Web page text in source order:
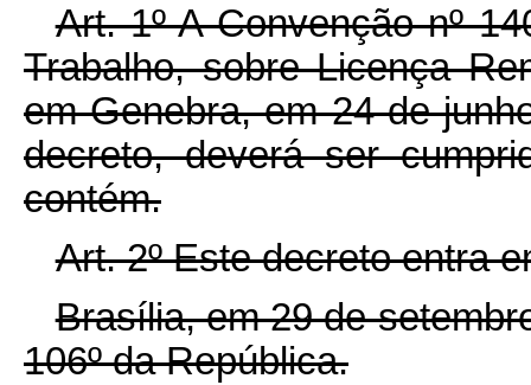
Art. 1º A Convenção nº
Trabalho, sobre Licença
em Genebra, em 24 de
decreto, deverá ser
contém.
Art. 2º Este decreto entra
Brasília, em 29 de
106º da República.